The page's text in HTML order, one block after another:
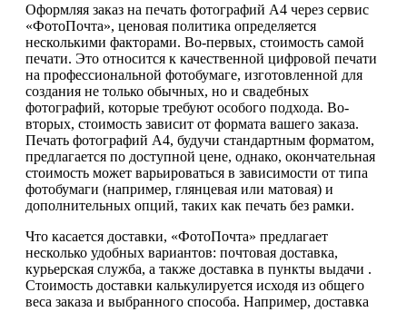
Оформляя заказ на печать фотографий А4 через сервис
«ФотоПочта», ценовая политика определяется
несколькими факторами. Во-первых, стоимость самой
печати. Это относится к качественной цифровой печати
на профессиональной фотобумаге, изготовленной для
создания не только обычных, но и свадебных
фотографий, которые требуют особого подхода. Во-
вторых, стоимость зависит от формата вашего заказа.
Печать фотографий А4, будучи стандартным форматом,
предлагается по доступной цене, однако, окончательная
стоимость может варьироваться в зависимости от типа
фотобумаги (например, глянцевая или матовая) и
дополнительных опций, таких как печать без рамки.
Что касается доставки, «ФотоПочта» предлагает
несколько удобных вариантов: почтовая доставка,
курьерская служба, а также доставка в пункты выдачи .
Стоимость доставки калькулируется исходя из общего
веса заказа и выбранного способа. Например, доставка